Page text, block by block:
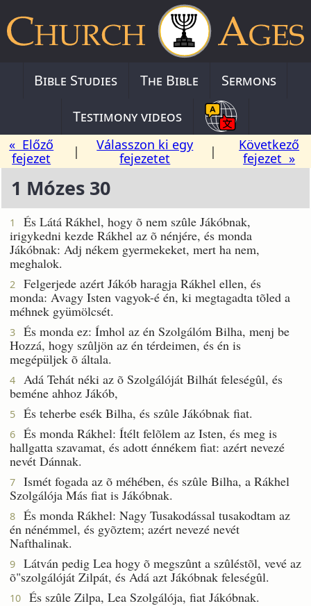
Bible Studies The Bible
Sermons
Testimony videos
« Előző
fejezet
|
Válasszon ki egy
fejezetet
|
Következő
fejezet »
1 Mózes 30
1
És Látá Rákhel, hogy õ nem szûle Jákóbnak,
irigykedni kezde Rákhel az õ nénjére, és monda
Jákóbnak: Adj nékem gyermekeket, mert ha nem,
meghalok.
2
Felgerjede azért Jákób haragja Rákhel ellen, és
monda: Avagy Isten vagyok-é én, ki megtagadta tõled a
méhnek gyümölcsét.
3
És monda ez: Ímhol az én Szolgálóm Bilha, menj be
Hozzá, hogy szûljön az én térdeimen, és én is
megépüljek õ általa.
4
Adá Tehát néki az õ Szolgálóját Bilhát feleségûl, és
beméne ahhoz Jákób,
5 És teherbe esék Bilha, és szûle Jákóbnak fiat.
6
És monda Rákhel: Ítélt felõlem az Isten, és meg is
hallgatta szavamat, és adott énnékem fiat: azért nevezé
nevét Dánnak.
7
Ismét fogada az õ méhében, és szûle Bilha, a Rákhel
Szolgálója Más fiat is Jákóbnak.
8
És monda Rákhel: Nagy Tusakodással tusakodtam az
én nénémmel, és gyõztem; azért nevezé nevét
Nafthalinak.
9
Látván pedig Lea hogy õ megszûnt a szûléstõl, vevé az
õ"szolgálóját Zilpát, és Adá azt Jákóbnak feleségûl.
10 És szûle Zilpa, Lea Szolgálója, fiat Jákóbnak.